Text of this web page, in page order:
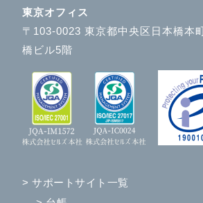
東京オフィス
〒103-0023 東京都中央区日本橋本
橋ビル5階
> サポートサイト一覧